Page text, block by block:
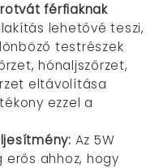
férfiaknak
lehetővé teszi,
testrészek
hónaljszőrzet,
eltávolítása
ezzel a
Az 5W
ahhoz, hogy